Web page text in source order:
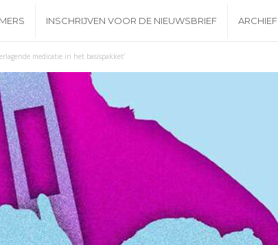
INSCHRIJVEN VOOR DE NIEUWSBRIEF ARCHIEF
medicatie in het basispakket’